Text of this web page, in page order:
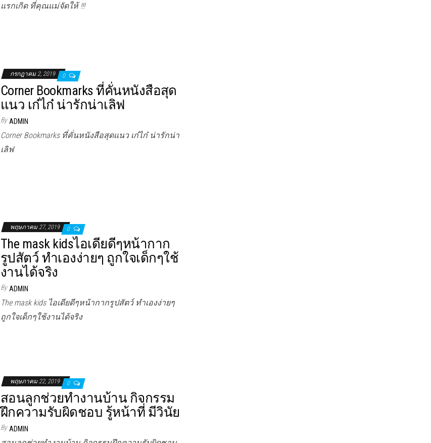
แรกเกิด ที่คุณแม่จัดให้ !!!
กรกฎาคม 2, 2019 0
Corner Bookmarks ที่คั่นหนังสือสุด
แนว เก๋ไก๋ น่ารักน่าเลิฟ
By ADMIN
Corner Bookmarks ที่คั่นหนังสือสุดแนว เก๋ไก๋ น่ารักน่า
เลิฟ
พฤษภาคม 27, 2019 0
The mask kidsไอเดียดีๆหน้ากาก
รูปสัตว์ ทำเองง่ายๆ ถูกใจเด็กๆใช้
งานได้จริง
By ADMIN
The mask kids ไอเดียดีๆหน้ากากรูปสัตว์ ทำเองง่ายๆ
ถูกใจเด็กๆใช้งานได้จริง
พฤษภาคม 22, 2019 0
สอนลูกช่วยทำงานบ้าน กิจกรรม
ฝึกความรับผิดชอบ รู้หน้าที่ มีวินัย
By ADMIN